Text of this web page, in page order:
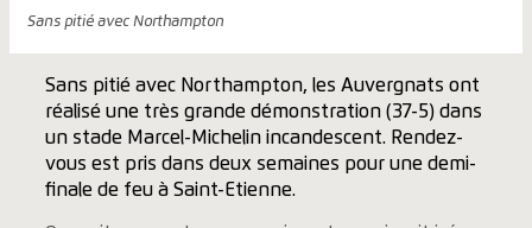
Sans pitié avec Northampton
Sans pitié avec Northampton, les Auvergnats ont
réalisé une très grande démonstration (37-5) dans
un stade Marcel-Michelin incandescent. Rendez-
vous est pris dans deux semaines pour une demi-
finale de feu à Saint-Etienne.